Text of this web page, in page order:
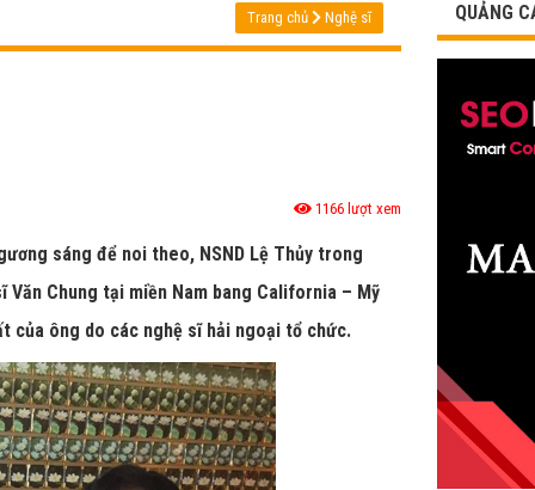
Trang chủ Nghệ sĩ
1166 lượt xem
sáng để noi theo, NSND Lệ Thủy trong
Chung tại miền Nam bang California – Mỹ
của ông do các nghệ sĩ hải ngoại tổ chức.
QUẢNG